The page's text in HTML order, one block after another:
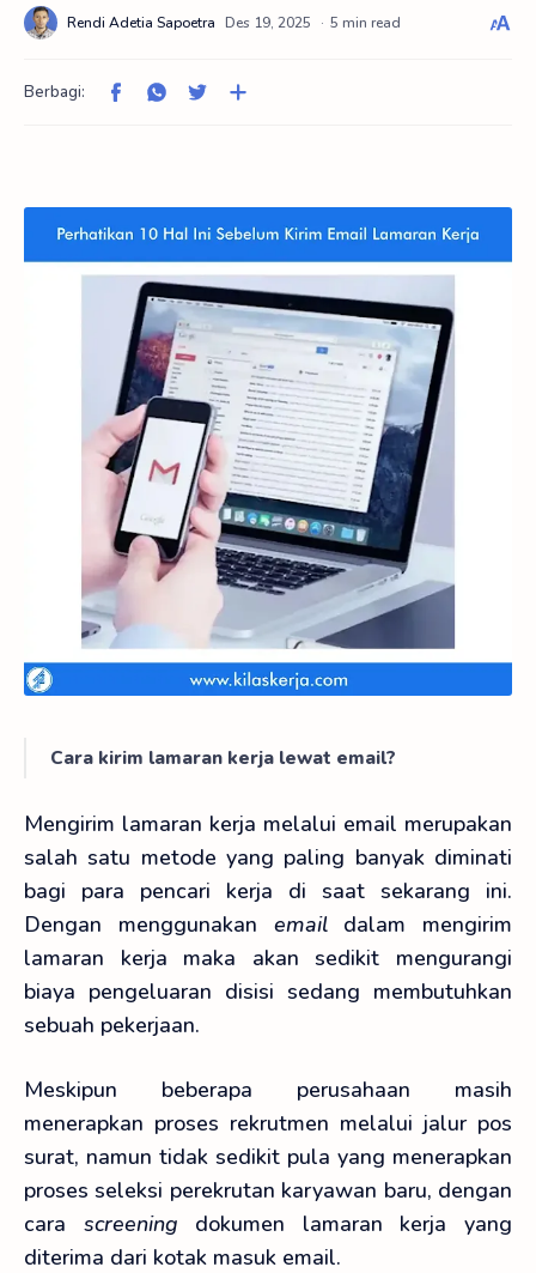
5 min read
Cara kirim lamaran kerja lewat email?
Mengirim lamaran kerja melalui email merupakan
salah satu metode yang paling banyak diminati
bagi para pencari kerja di saat sekarang ini.
Dengan menggunakan emaildalam mengirim
lamaran kerja maka akan sedikit mengurangi
biaya pengeluaran disisi sedang membutuhkan
sebuah pekerjaan.
Meskipun beberapa perusahaan masih
menerapkan proses rekrutmen melalui jalur pos
surat, namun tidak sedikit pula yang menerapkan
proses seleksi perekrutan karyawan baru, dengan
cara screening dokumen lamaran kerja yang
diterima dari kotak masuk email.